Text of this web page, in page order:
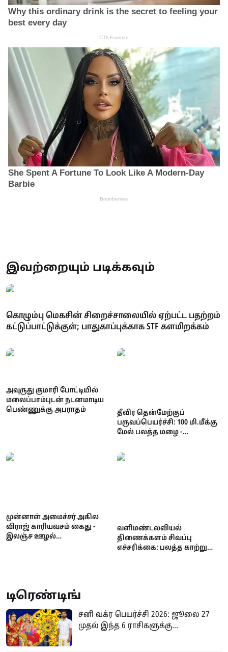
இவற்றையும் படிக்கவும்
கொழும்பு மெகசின் சிறைச்சாலையில் ஏற்பட்ட பதற்றம்
கட்டுப்பாட்டுக்குள்; பாதுகாப்புக்காக STF களமிறக்கம்
அவுருது குமாரி போட்டியில்
மலைப்பாம்புடன் நடனமாடிய
பெண்ணுக்கு அபராதம்
தீவிர தென்மேற்குப்
பருவப்பெயர்ச்சி: 100 மி.மீக்கு
மேல் பலத்த மழை -
திணைக்களம் எச்சரிக்கை!
முன்னாள் அமைச்சர் அகில
விராஜ் காரியவசம் கைது -
இலஞ்ச ஊழல்
வளிமண்டலவியல்
திணைக்களம் சிவப்பு
எச்சரிக்கை: பலத்த காற்று
டிரெண்டிங்
சனி வக்ர பெயர்ச்சி 2026: ஜூலை 27
முதல் இந்த 6 ராசிகளுக்கு...